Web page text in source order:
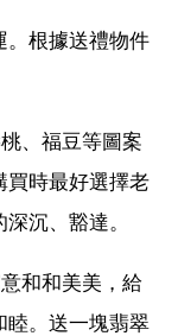
。根據送禮物件
、福豆等圖案
買時最好選擇老
沉、豁達。
和和美美，給
睦。送一塊翡翠